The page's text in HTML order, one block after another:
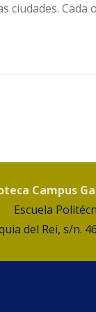
ciudades. Cada
Campus
Escuela
del Rei, s/n.